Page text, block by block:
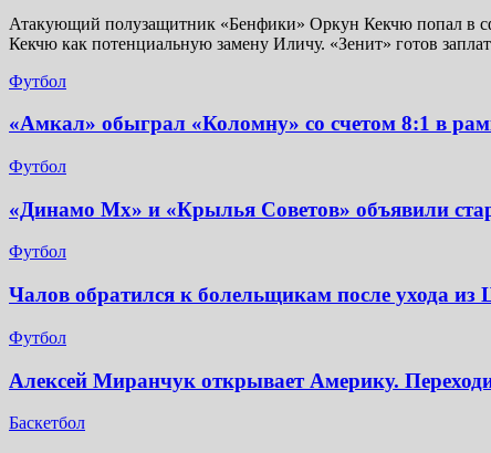
Атакующий полузащитник «Бенфики» Оркун Кекчю попал в
Кекчю как потенциальную замену Иличу. «Зенит» готов
Футбол
«Амкал» обыграл «Коломну» со счетом 8:1 в
Футбол
«Динамо Мх» и «Крылья Советов» объявили
Футбол
Чалов обратился к болельщикам после ухода
Футбол
Алексей Миранчук открывает Америку.
Баскетбол